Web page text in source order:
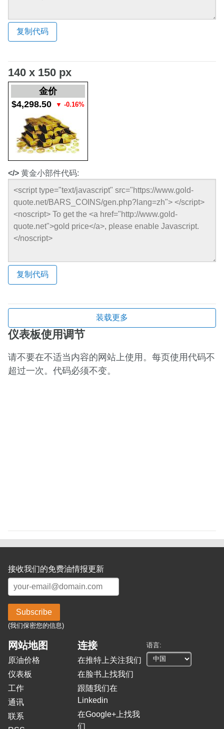
复制代码
140 x 150 px
金价
$4,298.50
▼ -0.16%
</> 黄金小部件代码:
复制代码
装载更多
仪表板使用调节
请不要在不适当内容的网站上使用。每页使用代码不
超过一次。代码必须不变。
接收我们的免费油情报更新
Subscribe
(我们保密您的信息)
网站地图
原油价格
仪表板
工作
通讯
联系
连接
在推特上关注我们
在脸书上找我们
跟随我们在
Linkedin
在Google+上找我
们
语言: